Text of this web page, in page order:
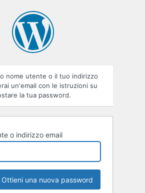
nome utente o il tuo indirizzo
un'email con le istruzioni su
la tua password.
o indirizzo email